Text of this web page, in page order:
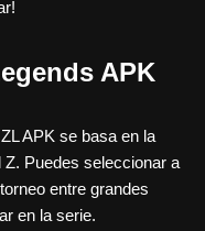
APK
ZL APK se basa en la
Z. Puedes seleccionar a
entre grandes
en la serie.